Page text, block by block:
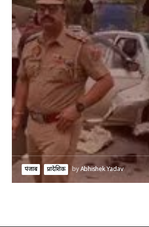
पंजाब प्रादेशिक byAbhishek Yadav